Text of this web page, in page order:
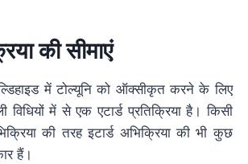
की सीमाएं
में टोल्यूनि को ऑक्सीकृत करने के लिए
विधियों में से एक एटार्ड प्रतिक्रिया है। किसी
की तरह इटार्ड अभिक्रिया की भी कुछ
हैं।